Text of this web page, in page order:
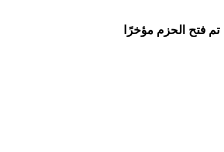
تم فتح الحزم مؤخرًا